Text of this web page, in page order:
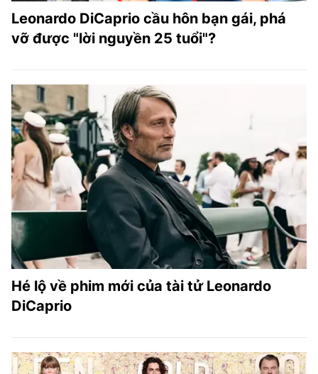
Leonardo DiCaprio cầu hôn bạn gái, phá
vỡ được "lời nguyền 25 tuổi"?
Hé lộ về phim mới của tài tử Leonardo
DiCaprio